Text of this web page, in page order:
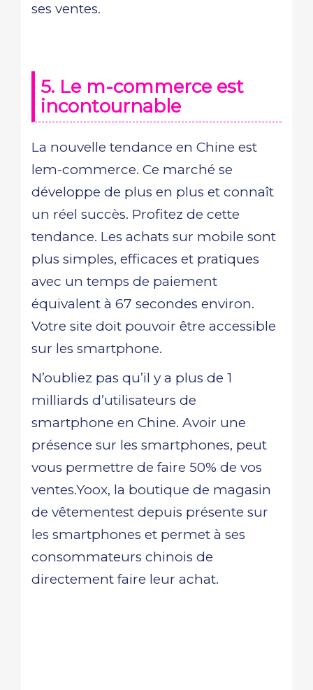
ses ventes.
5. Le m-commerce est
incontournable
La nouvelle tendance en Chine est
lem-commerce. Ce marché se
développe de plus en plus et connaît
un réel succès. Profitez de cette
tendance. Les achats sur mobile sont
plus simples, efficaces et pratiques
avec un temps de paiement
équivalent à 67 secondes environ.
Votre site doit pouvoir être accessible
sur les smartphone.
N’oubliez pas qu’il y a plus de 1
milliards d’utilisateurs de
smartphone en Chine. Avoir une
présence sur les smartphones, peut
vous permettre de faire 50% de vos
ventes.Yoox, la boutique de magasin
de vêtementest depuis présente sur
les smartphones et permet à ses
consommateurs chinois de
directement faire leur achat.